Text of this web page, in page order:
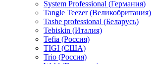
System Professional (Германия)
Tangle Teezer (Великобритания)
Tashe professional (Беларусь)
Tebiskin (Италия)
Tefia (Россия)
TIGI (США)
Trio (Россия)